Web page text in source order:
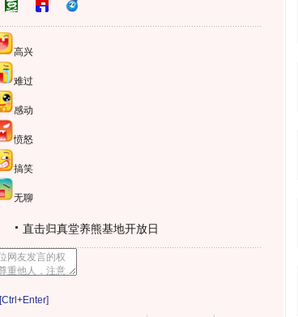
高兴
难过
感动
愤怒
搞笑
无聊
直击归真堂养熊基地开放日
[Ctrl+Enter]